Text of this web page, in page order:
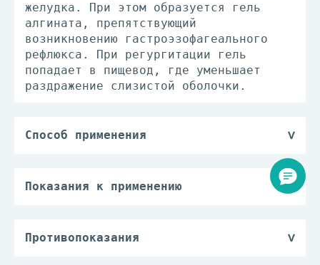
желудка. При этом образуется гель
алгината, препятствующий
возникновению гастроэзофагеального
рефлюкса. При регургитации гель
попадает в пищевод, где уменьшает
раздражение слизистой оболочки.
Способ применения
назначают по 5-10 мл суспензии после
коррекция дозы не требуется.
Показания к применению
желудочного сока и
Противопоказания